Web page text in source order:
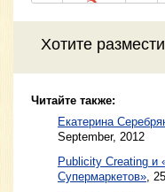
Хотите
Читайте также:
Екатерина
September, 2012
Publicity Creating и
Супермаркетов»